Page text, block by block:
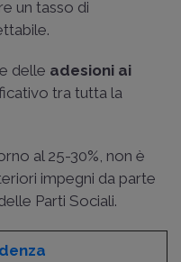
un tasso di
delle adesioni ai
tra tutta la
al 25-30%, non è
impegni da parte
Parti Sociali.